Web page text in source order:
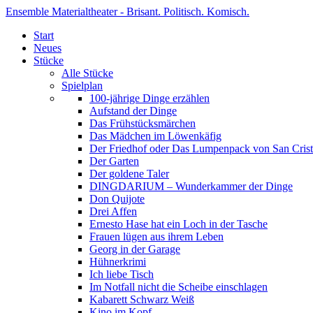
Ensemble Materialtheater - Brisant. Politisch. Komisch.
Start
Neues
Stücke
Alle Stücke
Spielplan
100-jährige Dinge erzählen
Aufstand der Dinge
Das Frühstücksmärchen
Das Mädchen im Löwenkäfig
Der Friedhof oder Das Lumpenpack von San
Der Garten
Der goldene Taler
DINGDARIUM – Wunderkammer der Dinge
Don Quijote
Drei Affen
Ernesto Hase hat ein Loch in der Tasche
Frauen lügen aus ihrem Leben
Georg in der Garage
Hühnerkrimi
Ich liebe Tisch
Im Notfall nicht die Scheibe einschlagen
Kabarett Schwarz Weiß